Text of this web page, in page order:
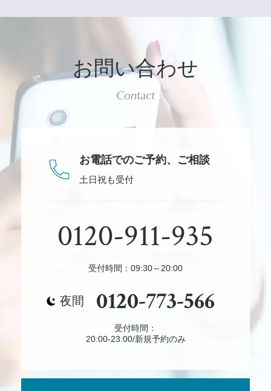
お問い合わせ
Contact
お電話でのご予約、 ご相談
土日祝も受付
0120-911-935
受付時間：09:30～20:00
夜間 0120-773-566
受付時間：
20:00-23:00/新規予約のみ